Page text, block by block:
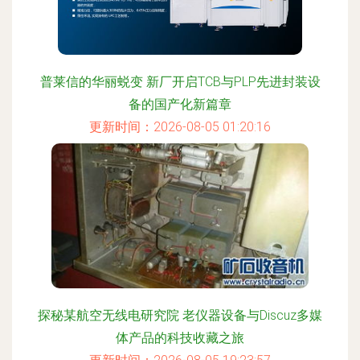
普莱信的华丽蜕变 新厂开启TCB与PLP先进封装设
备的国产化新篇章
更新时间：2026-08-05 01:20:16
探秘某航空无线电研究院 老仪器设备与Discuz多媒
体产品的科技收藏之旅